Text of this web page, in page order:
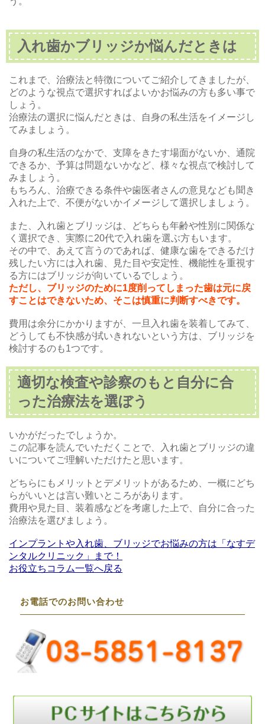
入れ歯かブリッジか悩んだときは
これまで、治療法と特徴についてご紹介してきましたが、
どのような視点で選択すればよいかお悩みの方も多い事で
しょう。
治療法の選択に悩んだときは、自身の私生活をイメージし
てみましょう。
自身の私生活のなかで、支障をきたす場面がないか、通院
できるか、予算は問題ないかなど、様々な視点で検討して
みましょう。
もちろん、治療できる条件や歯医者さんの意見なども聞き
入れた上で、不便がないかイメージして選択しましょう。
また、入れ歯とブリッジは、どちらも年齢や性別に関係な
く選択でき、実際に20代で入れ歯を選ぶ方もいます。
その中で、あえて言うのであれば、健康な歯をできるだけ
残したい方には入れ歯、見た目や安定性、機能性を重視す
る方にはブリッジが向いているでしょう。
ただし、ブリッジのために1度削ってしまった歯は元に戻
すことはできないため、そこは慎重に判断すべきです。
費用は余分にかかりますが、一旦入れ歯を装着してみて、
どうしても不快感が拭いきれないという方は、ブリッジを
検討するのも1つです。
適切な検査や診察のもと自分に合
った治療法を選ぼう
いかがだったでしょうか。
この記事を読んでいただくことで、入れ歯とブリッジの違
いについてご理解いただけたと思います。
どちらにもメリットとデメリットがあるため、一概にどち
らがいいとは言い難いところがあります。
費用や見た目、装着感などを考慮した上で、自分に合った
治療法を選びましょう。
インプラントや入れ歯、ブリッジでお悩みの方は「なすデ
ンタルクリニック」まで！
お役立ちコラム一覧へ戻る
お電話でのお問い合わせ